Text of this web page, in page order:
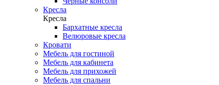
Кресла
Кресла
Бархатные кресла
Велюровые кресла
Кровати
Мебель для гостиной
Мебель для кабинета
Мебель для прихожей
Мебель для спальни